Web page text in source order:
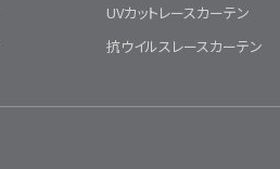
UVカットレースカーテン
抗ウイルスレースカーテン